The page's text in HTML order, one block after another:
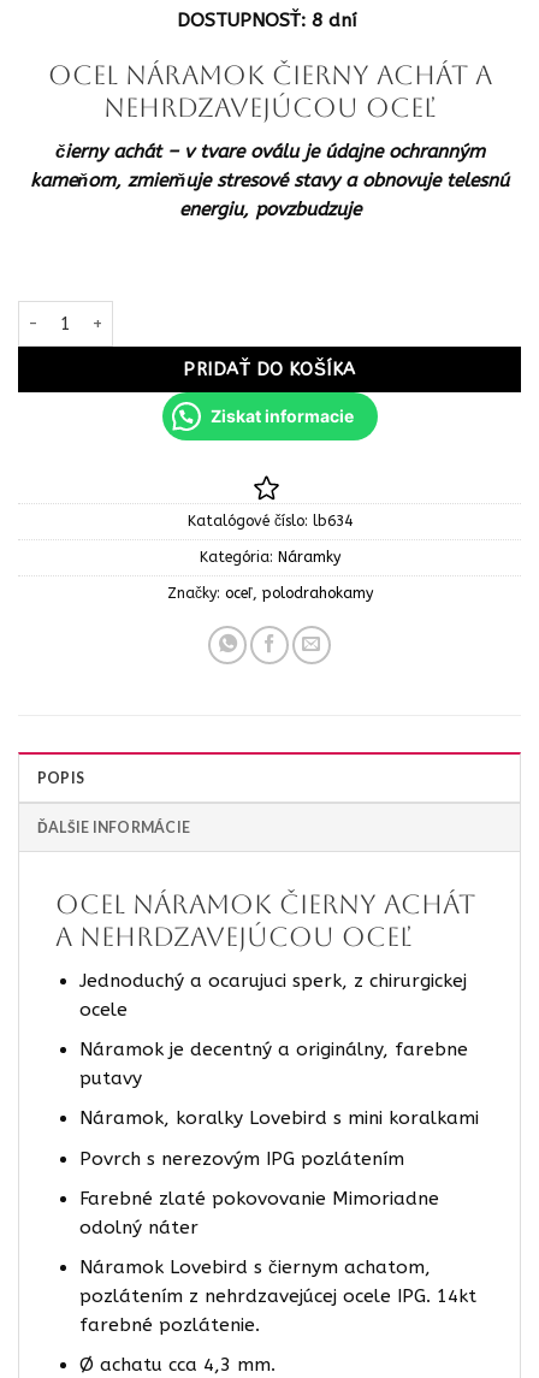
DOSTUPNOSŤ: 8 dní
OCEL Náramok čierny achát a
nehrdzavejúcou oceľ
čierny achát – v tvare oválu je údajne ochranným
kameňom, zmierňuje stresové stavy a obnovuje telesnú
energiu, povzbudzuje
množstvo OCEL Náramok čierny achát a nehrdzavejúcou oceľ
PRIDAŤ DO KOŠÍKA
Ziskat informacie
Katalógové číslo: lb634
Kategória: Náramky
Značky: oceľ, polodrahokamy
POPIS
ĎALŠIE INFORMÁCIE
OCEL Náramok čierny achát
a nehrdzavejúcou oceľ
Jednoduchý a ocarujuci sperk, z chirurgickej
ocele
Náramok je decentný a originálny, farebne
putavy
Náramok, koralky Lovebird s mini koralkami
Povrch s nerezovým IPG pozlátením
Farebné zlaté pokovovanie Mimoriadne
odolný náter
Náramok Lovebird s čiernym achatom,
pozlátením z nehrdzavejúcej ocele IPG. 14kt
farebné pozlátenie.
Ø achatu cca 4,3 mm.